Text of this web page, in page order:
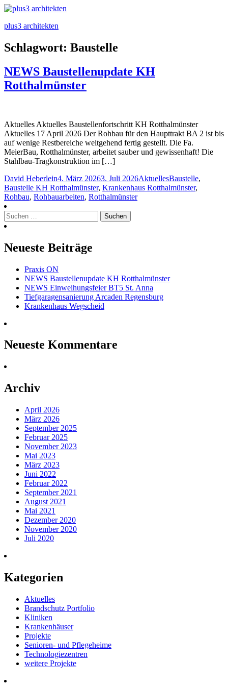
plus3 architekten
Schlagwort: Baustelle
NEWS Baustellenupdate KH
Rotthalmünster
Aktuelles Aktuelles Baustellenfortschritt KH Rotthalmünster
Aktuelles 17 April 2026 Der Rohbau für den Haupttrakt BA 2 ist bis
auf wenige Restbereiche weitgehend fertig gestellt. Die Fa.
MeierBau, Rotthalmünster, arbeitet sauber und gewissenhaft! Die
Stahlbau-Tragkonstruktion im […]
Posted
by
David Heberlein4. März 20263. Juli 2026Posted
in
AktuellesTags:
Baustelle,
Baustelle KH Rotthalmünster, Krankenhaus Rotthalmünster,
Rohbau, Rohbauarbeiten, Rotthalmünster
Suchen
nach:
Neueste Beiträge
Praxis ON
NEWS Baustellenupdate KH Rotthalmünster
NEWS Einweihungsfeier BT5 St. Anna
Tiefgaragensanierung Arcaden Regensburg
Krankenhaus Wegscheid
Neueste Kommentare
Archiv
April 2026
März 2026
September 2025
Februar 2025
November 2023
Mai 2023
März 2023
Juni 2022
Februar 2022
September 2021
August 2021
Mai 2021
Dezember 2020
November 2020
Juli 2020
Kategorien
Aktuelles
Brandschutz Portfolio
Kliniken
Krankenhäuser
Projekte
Senioren- und Pflegeheime
Technologiezentren
weitere Projekte